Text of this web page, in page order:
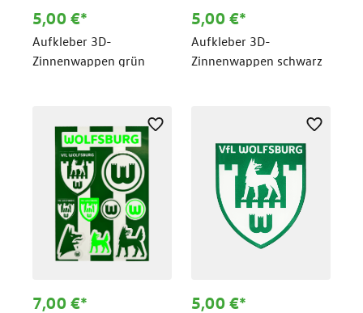
5,00 €*
Aufkleber 3D-
Zinnenwappen grün
5,00 €*
Aufkleber 3D-
Zinnenwappen schwarz
7,00 €* 5,00 €*